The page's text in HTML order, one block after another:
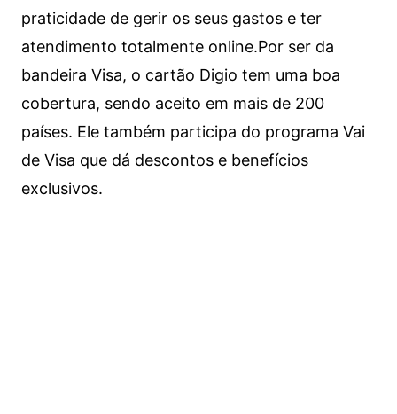
praticidade de gerir os seus gastos e ter
atendimento totalmente online.Por ser da
bandeira Visa, o cartão Digio tem uma boa
cobertura, sendo aceito em mais de 200
países. Ele também participa do programa Vai
de Visa que dá descontos e benefícios
exclusivos.